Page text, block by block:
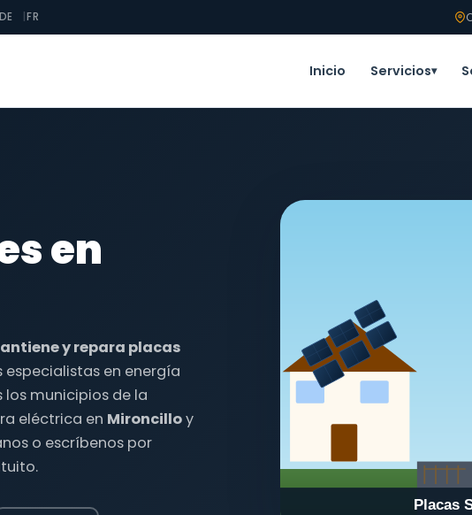
DE FR
Inicio Servicios▾
en
y repara placas
especialistas en energía
municipios de la
eléctrica en Mironcilloy
o escríbenos por